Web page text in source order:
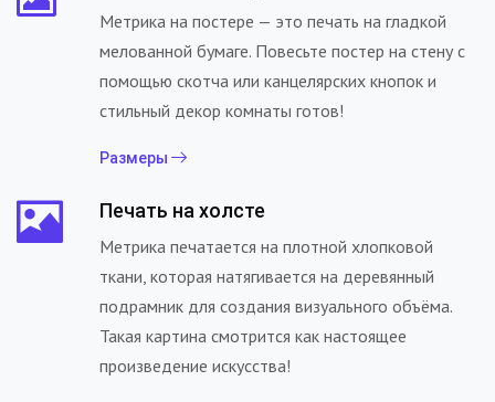
Метрика на постере — это печать на гладкой
мелованной бумаге. Повесьте постер на стену с
помощью скотча или канцелярских кнопок и
стильный декор комнаты готов!
Размеры
Печать на холсте
Метрика печатается на плотной хлопковой
ткани, которая натягивается на деревянный
подрамник для создания визуального объёма.
Такая картина смотрится как настоящее
произведение искусства!